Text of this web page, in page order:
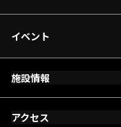
イベント
施設情報
施設全体マップ
アクセス